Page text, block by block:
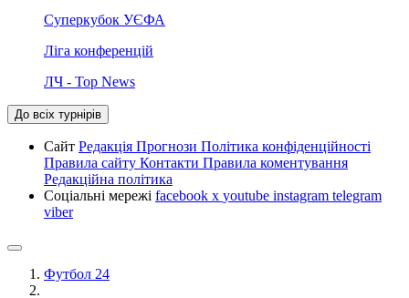
Суперкубок УЄФА
Ліга конференцій
ЛЧ - Top News
До всіх турнірів
Сайт Редакція Прогнози Політика конфіденційності
Правила сайту Контакти Правила коментування
Редакційна політика
Соціальні мережі facebook x youtube instagram telegram
viber
Футбол 24